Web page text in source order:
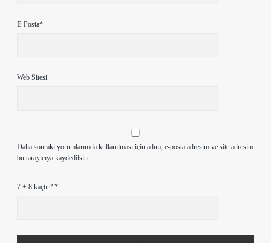
E-Posta*
Web Sitesi
Daha sonraki yorumlarımda kullanılması için adım, e-posta adresim ve site adresim
bu tarayıcıya kaydedilsin.
7 + 8 kaçtır? *